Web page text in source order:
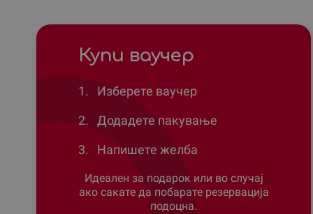
Купи ваучер
1.
Изберете ваучер
2.
Додадете пакување
3.
Напишете желба
Идеален за подарок или во случај
ако сакате да побарате резервација
подоцна.